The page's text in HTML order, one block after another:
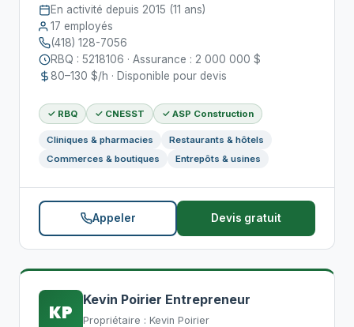
En activité depuis 2015 (11 ans)
17 employés
(418) 128-7056
RBQ : 5218106 · Assurance : 2 000 000 $
80–130 $/h · Disponible pour devis
✓ RBQ ✓ CNESST ✓ ASP Construction
Cliniques & pharmacies
Restaurants & hôtels
Commerces & boutiques
Entrepôts & usines
Appeler Devis gratuit
KP
Kevin Poirier Entrepreneur
Propriétaire : Kevin Poirier